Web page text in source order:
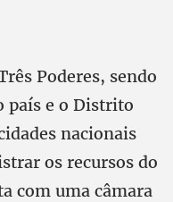
Poderes, sendo
país e o Distrito
nacionais
os recursos do
com uma câmara